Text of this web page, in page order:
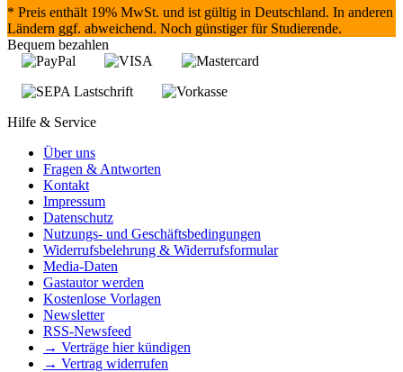
* Preis enthält 19% MwSt. und ist gültig in Deutschland. In anderen
Ländern ggf. abweichend. Noch günstiger für Studierende.
Bequem bezahlen
Hilfe & Service
Über uns
Fragen & Antworten
Kontakt
Impressum
Datenschutz
Nutzungs- und Geschäftsbedingungen
Widerrufsbelehrung & Widerrufsformular
Media-Daten
Gastautor werden
Kostenlose Vorlagen
Newsletter
RSS-Newsfeed
→ Verträge hier kündigen
→ Vertrag widerrufen